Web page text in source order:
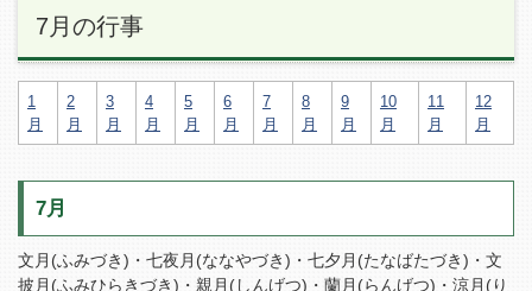
7月の行事
1
月
2
月
3
月
4
月
5
月
6
月
7
月
8
月
9
月
10
月
11
月
12
月
7月
文月(ふみづき)・七夜月(ななやづき)・七夕月(たなばたづき)・文
披月(ふみひらきづき)・親月(しんげつ)・蘭月(らんげつ)・涼月(り